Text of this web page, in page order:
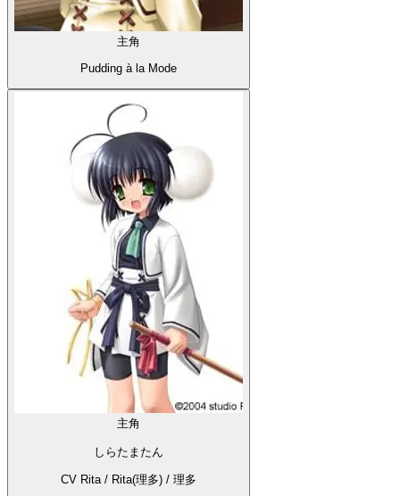
主角
Pudding à la Mode
主角
しらたまたん
CV Rita / Rita(理多) / 理多